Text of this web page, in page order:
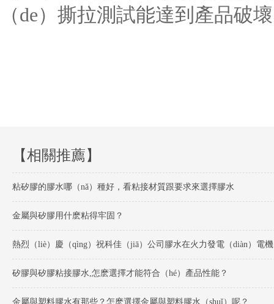
（de）撕拉測試能達到產品破
【相關推薦】
粘矽膠的膠水哪（nǎ）種好，看粘接材質跟要求來選擇膠水
金屬與矽膠用什麽粘得牢固？
矽膠與矽膠粘接膠水,怎麽選擇才能符合（hé）產品性能？
金屬與塑料膠水有那些？怎麽選擇金屬與塑料膠水（shuǐ）呢？